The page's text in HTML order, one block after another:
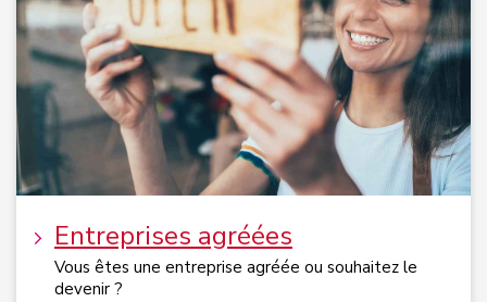
Entreprises agréées
Vous êtes une entreprise agréée ou souhaitez le
devenir ?